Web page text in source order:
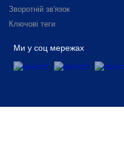
Зворотній зв'язок
Ключові теги
Ми у соц мережах